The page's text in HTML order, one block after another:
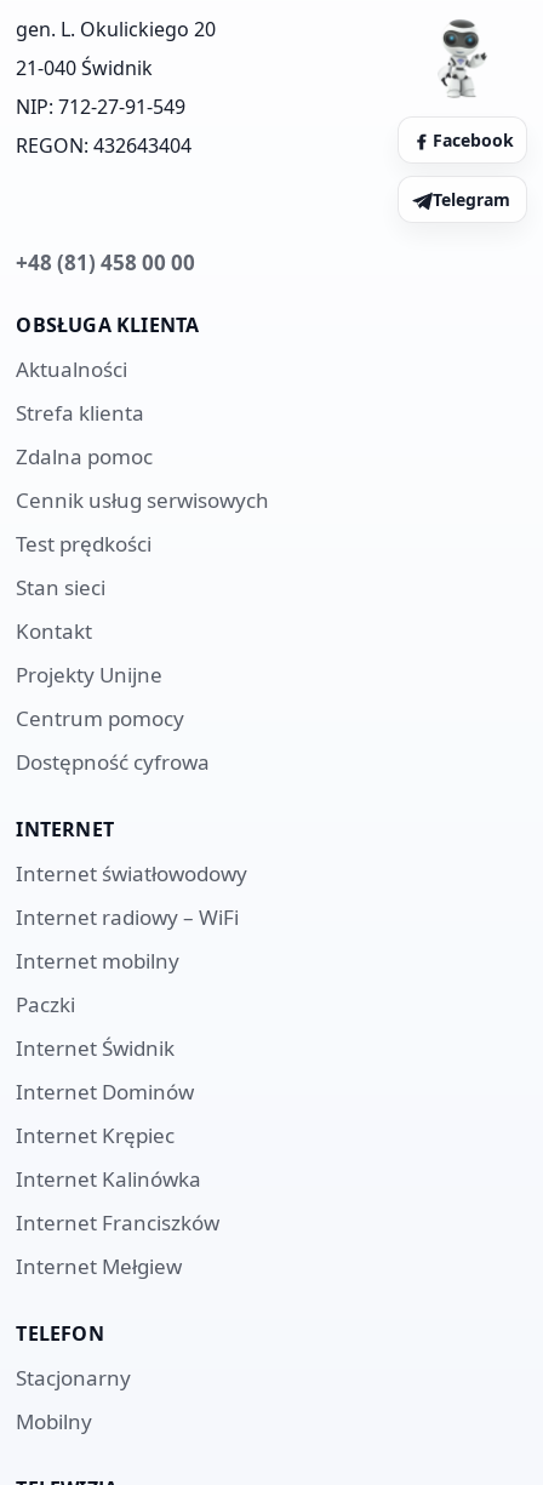
gen. L. Okulickiego 20
21-040 Świdnik
NIP: 712-27-91-549
REGON: 432643404
Facebook
Telegram
+48 (81) 458 00 00
OBSŁUGA KLIENTA
Aktualności
Strefa klienta
Zdalna pomoc
Cennik usług serwisowych
Test prędkości
Stan sieci
Kontakt
Projekty Unijne
Centrum pomocy
Dostępność cyfrowa
INTERNET
Internet światłowodowy
Internet radiowy – WiFi
Internet mobilny
Paczki
Internet Świdnik
Internet Dominów
Internet Krępiec
Internet Kalinówka
Internet Franciszków
Internet Mełgiew
TELEFON
Stacjonarny
Mobilny